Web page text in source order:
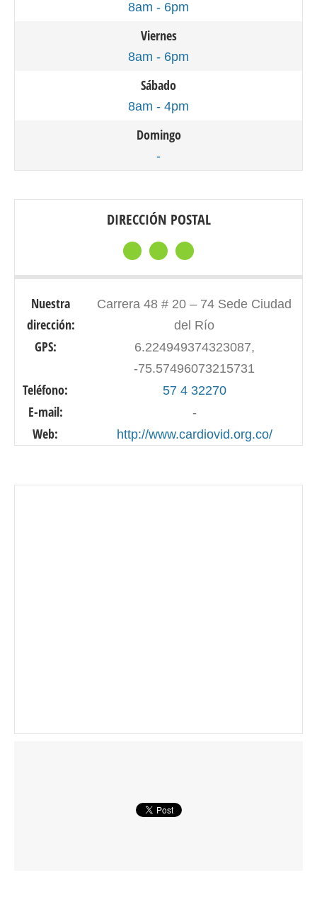
8am - 6pm
Viernes
8am - 6pm
Sábado
8am - 4pm
Domingo
-
DIRECCIÓN POSTAL
Nuestra
dirección:
Carrera 48 # 20 – 74 Sede Ciudad
del Río
GPS:
6.224949374323087,
-75.57496073215731
Teléfono: 57 4 32270
E-mail: -
Web: http://www.cardiovid.org.co/